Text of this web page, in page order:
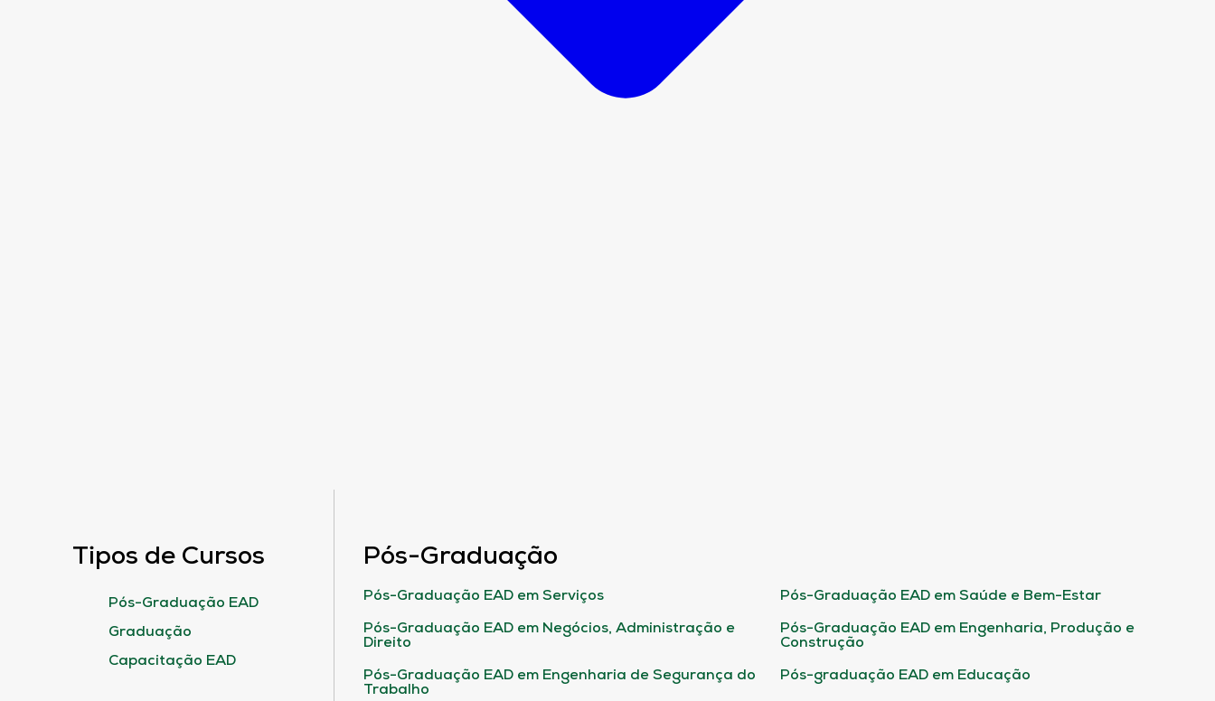
Tipos de Cursos
Pós-Graduação EAD
Graduação
Capacitação EAD
Pós-Graduação
Pós-Graduação EAD em Serviços Pós-Graduação EAD em Saúde e Bem-Estar
Pós-Graduação EAD em Negócios, Administração e
Direito
Pós-Graduação EAD em Engenharia, Produção e
Construção
Pós-Graduação EAD em Engenharia de Segurança do
Trabalho
Pós-graduação EAD em Educação